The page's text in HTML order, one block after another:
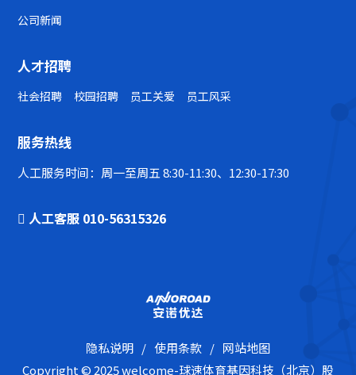
公司新闻
人才招聘
社会招聘 校园招聘 员工关爱 员工风采
服务热线
人工服务时间：周一至周五 8:30-11:30、12:30-17:30
人工客服 010-56315326
隐私说明 / 使用条款 / 网站地图
Copyright © 2025 welcome-球速体育基因科技（北京）股